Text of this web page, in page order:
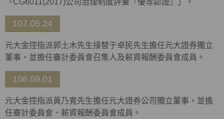
「CG6011(2017)公司治理制度評量『優等認證』」。
107.05.24
元大金控指派郭土木先生接替于卓民先生擔任元大證券獨立
董事，並擔任審計委員會召集人及薪資報酬委員會成員。
106.09.01
元大金控指派黃乃寬先生擔任元大證券公司獨立董事，並擔
任審計委員會、薪資報酬委員會成員。